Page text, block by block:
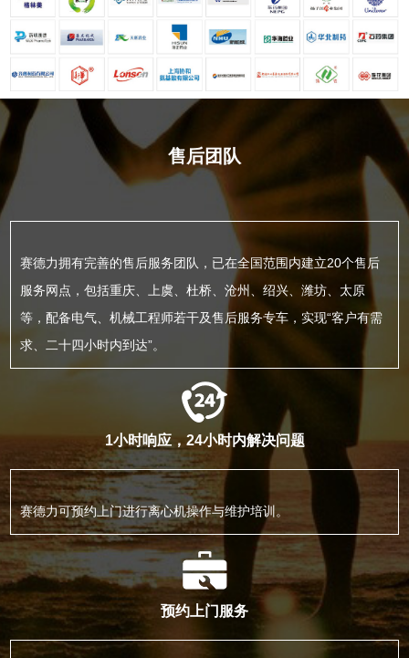
售后团队
赛德力拥有完善的售后服务团队，已在全国范围内建立20个售后
服务网点，包括重庆、上虞、杜桥、沧州、绍兴、潍坊、太原
等，配备电气、机械工程师若干及售后服务专车，实现“客户有需
求、二十四小时内到达”。
1小时响应，24小时内解决问题
赛德力可预约上门进行离心机操作与维护培训。
预约上门服务